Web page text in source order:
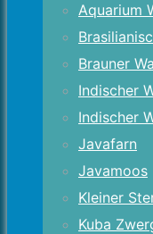
Aquarium
Brauner
Indischer
Indischer
Javafarn
Javamoos
Kleiner
Kuba